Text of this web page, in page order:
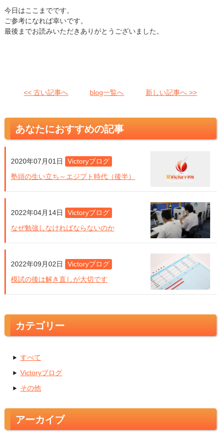
今日はここまでです。
ご参考になれば幸いです。
最後までお読みいただきありがとうございました。
<< 古い記事へ blog一覧へ 新しい記事へ >>
あなたにおすすめの記事
2020年07月01日
Victoryブログ
塾頭の生い立ち～エジプト時代（後半）
2022年04月14日
Victoryブログ
なぜ勉強しなければならないのか
2022年09月02日
Victoryブログ
模試の後は解き直しが大切です
カテゴリー
すべて
Victoryブログ
その他
アーカイブ